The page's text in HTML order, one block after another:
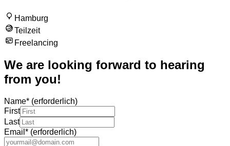
Hamburg
Teilzeit
Freelancing
We are looking forward to hearing
from you!
Name* (erforderlich)
First
Last
Email * (erforderlich)